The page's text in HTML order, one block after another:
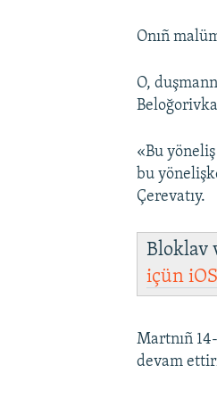
Onıñ
O,
«Bu
bu
Çerevatıy.
Bloklav
içüniOS
Martnıñ
devam